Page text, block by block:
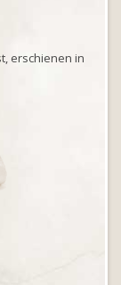
erschienen in